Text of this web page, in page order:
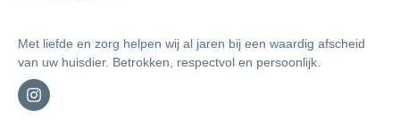
Met liefde en zorg helpen wij al jaren bij een waardig afscheid
van uw huisdier. Betrokken, respectvol en persoonlijk.